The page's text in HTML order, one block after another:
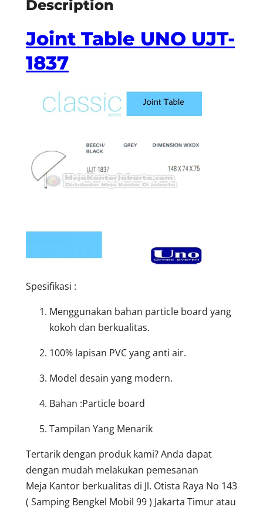
Description
Joint Table UNO UJT-
1837
Spesifikasi :
Menggunakan bahan particle board yang
kokoh dan berkualitas.
100% lapisan PVC yang anti air.
Model desain yang modern.
Bahan :Particle board
Tampilan Yang Menarik
Tertarik dengan produk kami? Anda dapat
dengan mudah melakukan pemesanan
Meja Kantor berkualitas di Jl. Otista Raya No 143
( Samping Bengkel Mobil 99 ) Jakarta Timur atau